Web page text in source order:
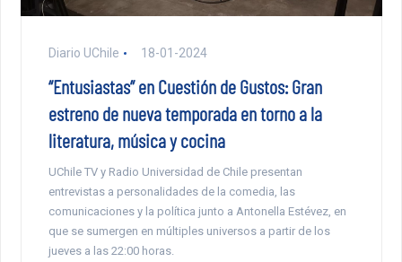
Diario UChile 18-01-2024
“Entusiastas” en Cuestión de Gustos: Gran
estreno de nueva temporada en torno a la
literatura, música y cocina
UChile TV y Radio Universidad de Chile presentan
entrevistas a personalidades de la comedia, las
comunicaciones y la política junto a Antonella Estévez, en
que se sumergen en múltiples universos a partir de los
jueves a las 22:00 horas.